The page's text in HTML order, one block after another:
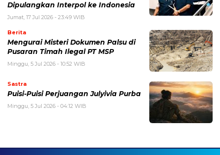
Dipulangkan Interpol ke Indonesia
Jumat, 17 Jul 2026 - 23:49 WIB
Berita
Mengurai Misteri Dokumen Palsu di
Pusaran Timah Ilegal PT MSP
Minggu, 5 Jul 2026 - 10:52 WIB
Sastra
Puisi-Puisi Perjuangan Julyivia Purba
Minggu, 5 Jul 2026 - 04:12 WIB